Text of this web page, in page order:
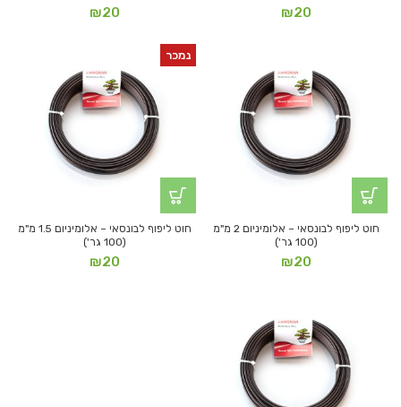
₪20
₪20
חוט ליפוף לבונסאי – אלומיניום 2 מ"מ
(100 גר')
₪20
נמכר
חוט ליפוף לבונסאי – אלומיניום 1.5 מ"מ
(100 גר')
₪20